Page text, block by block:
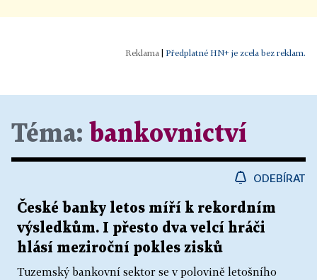
Předplatné HN+ je zcela bez reklam.
Téma: bankovnictví
ODEBÍRAT
České banky letos míří k rekordním
výsledkům. I přesto dva velcí hráči
hlásí meziroční pokles zisků
Tuzemský bankovní sektor se v polovině letošního